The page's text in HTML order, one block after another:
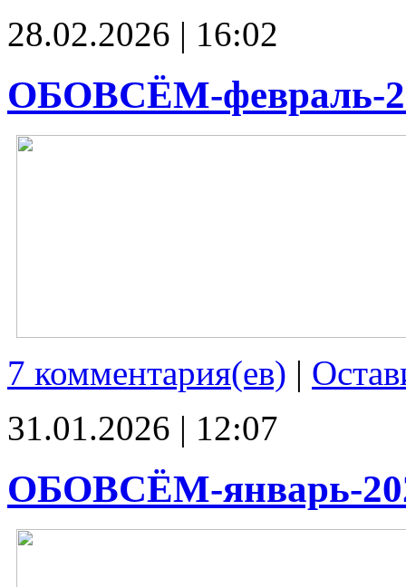
28.02.2026 | 16:02
ОБОВСЁМ-февраль-
7 комментария(ев) |
31.01.2026 | 12:07
ОБОВСЁМ-январь-